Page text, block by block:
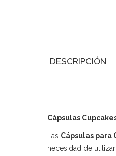
DESCRIPCIÓN
Cápsulas
Las Cápsulas para
necesidad de